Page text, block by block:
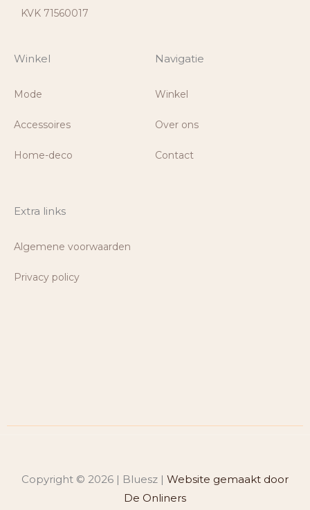
KVK 71560017
Winkel
Mode
Accessoires
Home-deco
Navigatie
Winkel
Over ons
Contact
Extra links
Algemene voorwaarden
Privacy policy
Copyright © 2026 | Bluesz | Website gemaakt door
De Onliners